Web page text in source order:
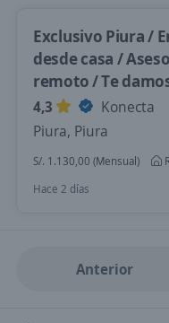
Exclusivo Piura /
desde casa /
remoto / Te
4,3
Konecta
Piura, Piura
S/. 1.130,00 (Mensual)
Hace 2 días
Anterior